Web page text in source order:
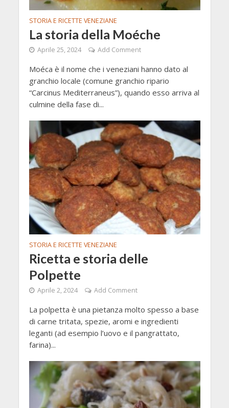
STORIA E RICETTE VENEZIANE
La storia della Moéche
Aprile 25, 2024 Add Comment
Moéca è il nome che i veneziani hanno dato al
granchio locale (comune granchio ripario
“Carcinus Mediterraneus”), quando esso arriva al
culmine della fase di...
STORIA E RICETTE VENEZIANE
Ricetta e storia delle
Polpette
Aprile 2, 2024 Add Comment
La polpetta è una pietanza molto spesso a base
di carne tritata, spezie, aromi e ingredienti
leganti (ad esempio l’uovo e il pangrattato,
farina)...